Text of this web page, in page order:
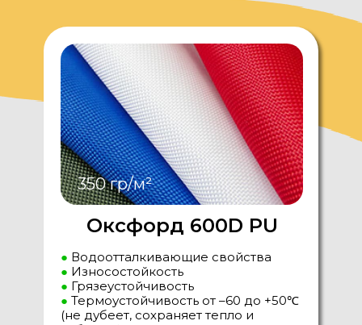
Оксфорд 600D PU
● Водоотталкивающие свойства
● Износостойкость
● Грязеустойчивость
● Термоустойчивость от –60 до +50℃
(не дубеет, сохраняет тепло и
350 гр/м²